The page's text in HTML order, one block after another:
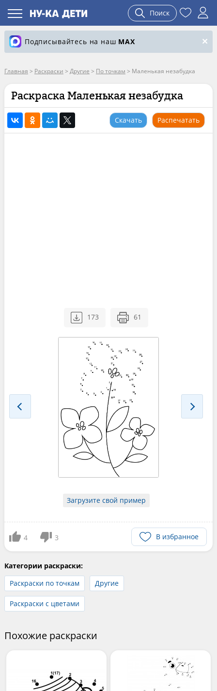
Поиск
Подписывайтесь на наш MAX
Главная > Раскраски > Другие > По точкам > Маленькая незабудка
Раскраска Маленькая незабудка
Скачать Распечатать
173 61
Загрузите свой пример
4 3 В избранное
Категории раскраски:
Раскраски по точкам
Другие
Раскраски с цветами
Похожие раскраски